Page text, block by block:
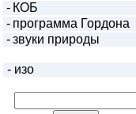
- КОБ
- программа Гордона
- звуки природы
- изо